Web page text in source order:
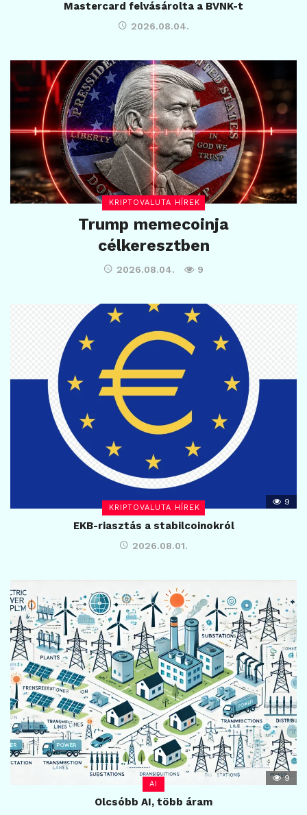
Mastercard felvásárolta a BVNK-t
2026.08.04.
KRIPTOVALUTA HÍREK
Trump memecoinja
célkeresztben
2026.08.04. 9
KRIPTOVALUTA HÍREK
9
EKB-riasztás a stabilcoinokról
2026.08.01.
AI
9
Olcsóbb AI, több áram